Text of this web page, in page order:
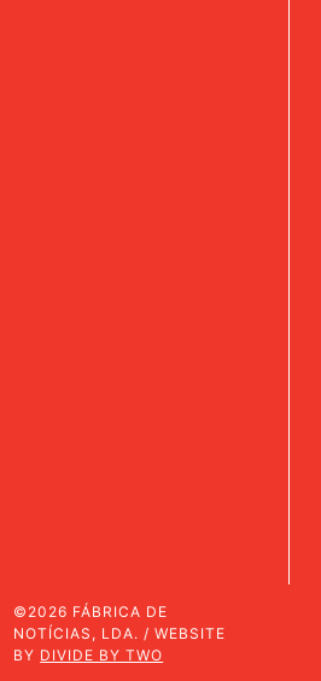
©2026 FÁBRICA DE
NOTÍCIAS, LDA. / WEBSITE
BY DIVIDE BY TWO